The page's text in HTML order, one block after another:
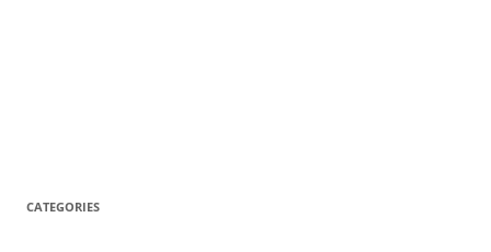
CATEGORIES